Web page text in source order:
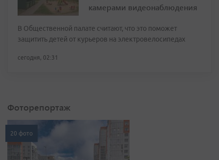
камерами видеонаблюдения
В Общественной палате считают, что это поможет
защитить детей от курьеров на электровелосипедах
сегодня, 02:31
Фоторепортаж
20 фото